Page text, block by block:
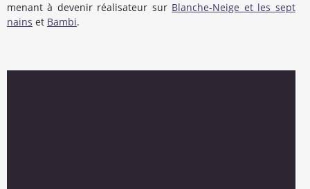
menant à devenir réalisateur sur Blanche-Neige et les sept
nains et Bambi.